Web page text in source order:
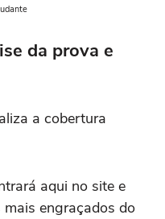
da prova e
a cobertura
aqui no site e
engraçados do